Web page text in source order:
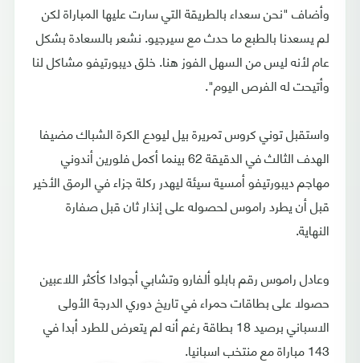
وأضاف "نحن سعداء بالطريقة التي سارت عليها المباراة لكن
لم يسعدنا بالطبع ما حدث مع سيرجيو. نشعر بالسعادة بشكل
عام لأنه ليس من السهل الفوز هنا. خلق ديبورتيفو مشاكل لنا
وأتيحت له الفرص اليوم".
واستقبل توني كروس تمريرة بيل ليودع الكرة الشباك مضيفا
الهدف الثالث في الدقيقة 62 بينما أكمل فلورين أندوني
مهاجم ديبورتيفو أمسية سيئة ليهدر ركلة جزاء في الرمق الأخير
قبل أن يطرد راموس لحصوله على إنذار ثان قبل صفارة
النهاية.
وعادل راموس رقم بابلو ألفارو وتشابي أجوادا كأكثر اللاعبين
حصولا على بطاقات حمراء في تاريخ دوري الدرجة الأولى
الاسباني برصيد 18 بطاقة رغم أنه لم يتعرض للطرد أبدا في
143 مباراة مع منتخب اسبانيا.